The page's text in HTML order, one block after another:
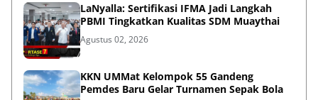
LaNyalla: Sertifikasi IFMA Jadi Langkah
PBMI Tingkatkan Kualitas SDM Muaythai
Agustus 02, 2026
KKN UMMat Kelompok 55 Gandeng
Pemdes Baru Gelar Turnamen Sepak Bola